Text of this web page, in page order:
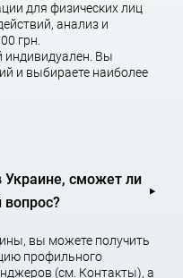
нервы, время, силы на
длительные судебные
права? Обжалуйте
юристов и
—
для физических лиц
анализ и
грн.
индивидуален. Вы
и выбираете наиболее
Украине, сможет ли
вопрос?
вы можете получить
профильного
(см. Контакты), а